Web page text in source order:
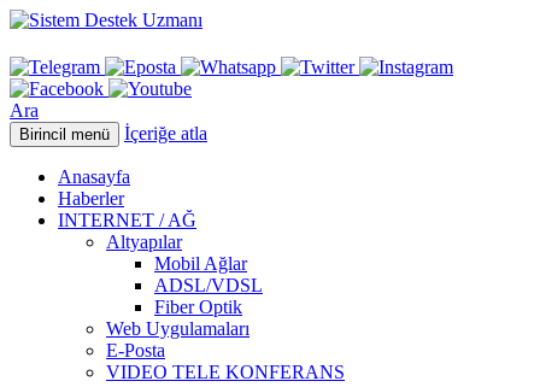
Ara
Birincil menü İçeriğe atla
Anasayfa
Haberler
INTERNET / AĞ
Altyapılar
Mobil Ağlar
ADSL/VDSL
Fiber Optik
Web Uygulamaları
E-Posta
VIDEO TELE KONFERANS